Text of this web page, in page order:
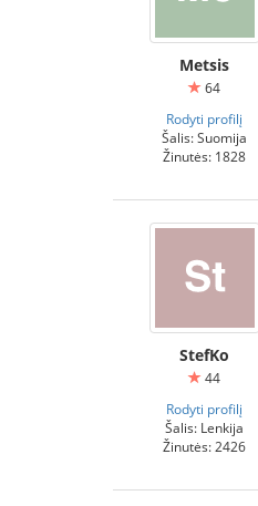
Metsis
64
Rodyti profilį
Šalis: Suomija
Žinutės: 1828
StefKo
44
Rodyti profilį
Šalis: Lenkija
Žinutės: 2426